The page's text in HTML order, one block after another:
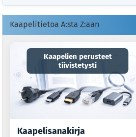
Kaapelitietoa A:sta Z:aan
Kaapelien perusteet
tiivistetysti
Kaapelisanakirja